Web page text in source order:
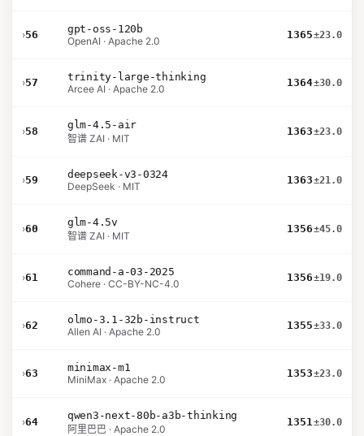
›56
gpt-oss-120b
OpenAI · Apache 2.0
1365±23.0
›57
trinity-large-thinking
Arcee AI · Apache 2.0
1364±30.0
›58
glm-4.5-air
智谱 ZAI · MIT
1363±23.0
›59
deepseek-v3-0324
DeepSeek · MIT
1363±21.0
›60
glm-4.5v
智谱 ZAI · MIT
1356±45.0
›61
command-a-03-2025
Cohere · CC-BY-NC-4.0
1356±19.0
›62
olmo-3.1-32b-instruct
Allen AI · Apache 2.0
1355±33.0
›63
minimax-m1
MiniMax · Apache 2.0
1353±23.0
›64
qwen3-next-80b-a3b-thinking
阿里巴巴 · Apache 2.0
1351±30.0